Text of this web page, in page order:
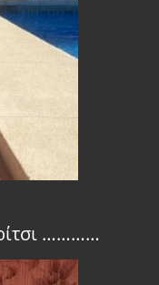
…………